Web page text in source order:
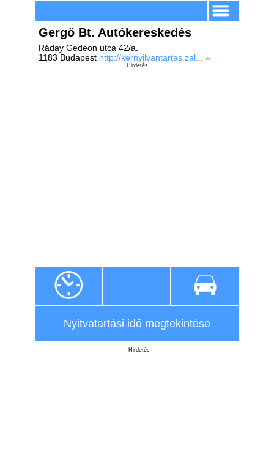
Gergő Bt. Autókereskedés
Ráday Gedeon utca 42/a.
1183 Budapest http://kernyilvantartas.zal... »
Hirdetés
Nyitvatartási idő megtekintése
Hirdetés